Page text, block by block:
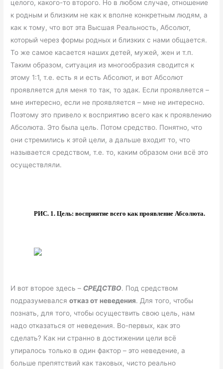
целого, какого-то второго. Но в любом случае, отношение
к родным и близким не как к вполне конкретным людям, а
как к тому, что вот эта Высшая Реальность, Абсолют,
который через формы родных и близких с нами общается.
То же самое касается наших детей, мужей, жен и т.п.
Таким образом, ситуация из многообразия сводится к
этому 1:1, т.е. есть я и есть Абсолют, и вот Абсолют
проявляется для меня то так, то эдак. Если проявляется –
мне интересно, если не проявляется – мне не интересно.
Поэтому это привело к восприятию всего как к проявлению
Абсолюта. Это была цель. Потом средство. Понятно, что
они стремились к этой цели, а дальше входит то, что
называется средством, т.е. то, каким образом они всё это
осуществляли.
РИС. 1. Цель: восприятие всего как проявление Абсолюта.
И вот второе здесь – СРЕДСТВО. Под средством
подразумевалсяотказ от неведения. Для того, чтобы
познать, для того, чтобы осуществить свою цель, нам
надо отказаться от неведения. Во-первых, как это
сделать? Как ни странно в достижении цели всё
упиралось только в один фактор – это неведение, а
больше препятствий как таковых, чисто реально